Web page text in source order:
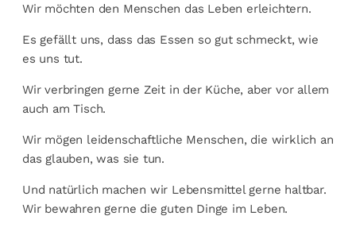
Wir möchten den Menschen das Leben erleichtern.
Es gefällt uns, dass das Essen so gut schmeckt, wie
es uns tut.
Wir verbringen gerne Zeit in der Küche, aber vor allem
auch am Tisch.
Wir mögen leidenschaftliche Menschen, die wirklich an
das glauben, was sie tun.
Und natürlich machen wir Lebensmittel gerne haltbar.
Wir bewahren gerne die guten Dinge im Leben.